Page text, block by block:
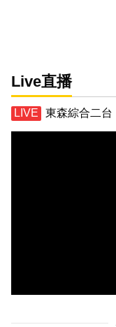
Live直播
東森綜合二台